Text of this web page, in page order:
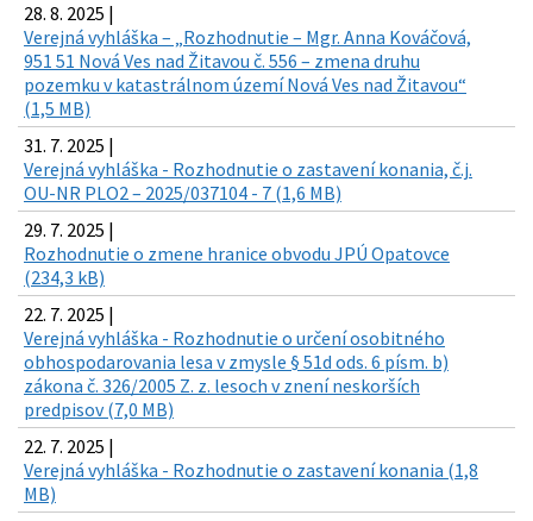
28. 8. 2025 |
Verejná vyhláška – „Rozhodnutie – Mgr. Anna Kováčová,
951 51 Nová Ves nad Žitavou č. 556 – zmena druhu
pozemku v katastrálnom území Nová Ves nad Žitavou“
(1,5 MB)
31. 7. 2025 |
Verejná vyhláška - Rozhodnutie o zastavení konania, č.j.
OU-NR PLO2 – 2025/037104 - 7 (1,6 MB)
29. 7. 2025 |
Rozhodnutie o zmene hranice obvodu JPÚ Opatovce
(234,3 kB)
22. 7. 2025 |
Verejná vyhláška - Rozhodnutie o určení osobitného
obhospodarovania lesa v zmysle § 51d ods. 6 písm. b)
zákona č. 326/2005 Z. z. lesoch v znení neskorších
predpisov (7,0 MB)
22. 7. 2025 |
Verejná vyhláška - Rozhodnutie o zastavení konania (1,8
MB)